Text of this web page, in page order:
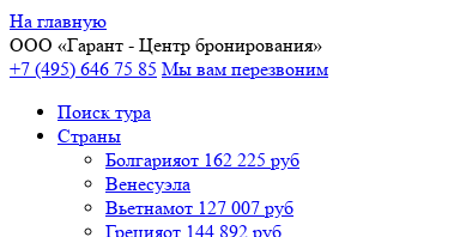
На главную
ООО «Гарант - Центр бронирования»
+7 (495) 646 75 85 Мы вам перезвоним
Поиск тура
Cтраны
Болгарияот 162 225 руб
Венесуэла
Вьетнамот 127 007 руб
Грецияот 144 892 руб